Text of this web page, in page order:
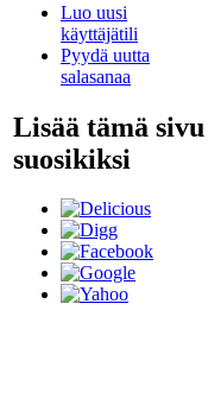
Luo uusi
käyttäjätili
Pyydä uutta
salasanaa
Lisää tämä sivu
suosikiksi